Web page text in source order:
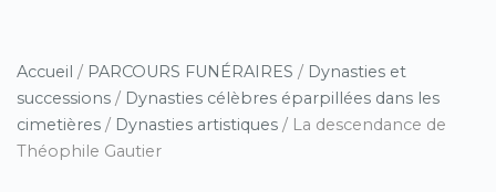
Accueil / PARCOURS FUNÉRAIRES / Dynasties et
successions / Dynasties célèbres éparpillées dans les
cimetières / Dynasties artistiques / La descendance de
Théophile Gautier